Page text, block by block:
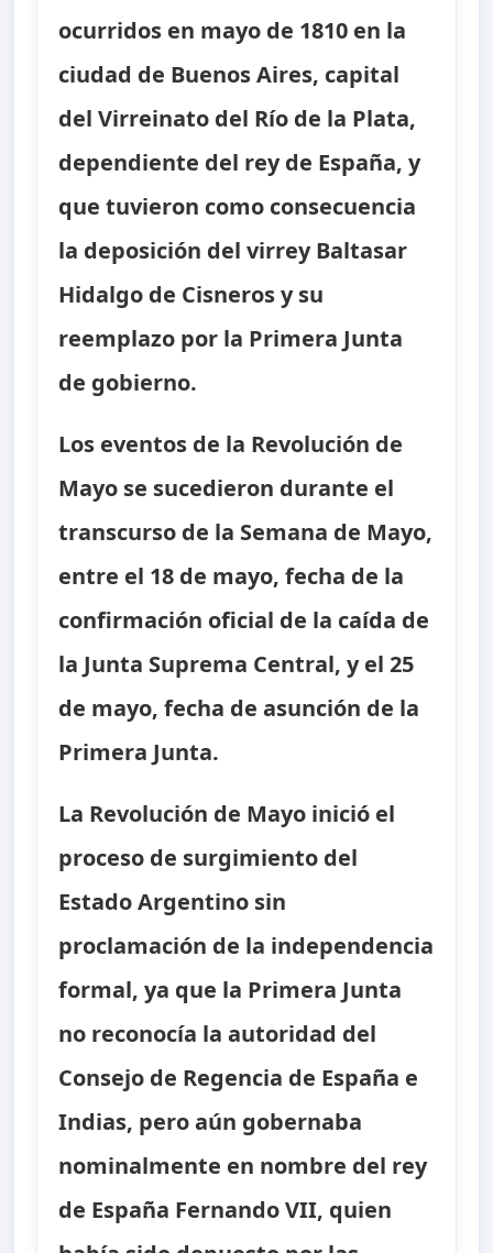
ocurridos en mayo de 1810 en la
ciudad de Buenos Aires, capital
del Virreinato del Río de la Plata,
dependiente del rey de España, y
que tuvieron como consecuencia
la deposición del virrey Baltasar
Hidalgo de Cisneros y su
reemplazo por la Primera Junta
de gobierno.
Los eventos de la Revolución de
Mayo se sucedieron durante el
transcurso de la Semana de Mayo,
entre el 18 de mayo, fecha de la
confirmación oficial de la caída de
la Junta Suprema Central, y el 25
de mayo, fecha de asunción de la
Primera Junta.
La Revolución de Mayo inició el
proceso de surgimiento del
Estado Argentino sin
proclamación de la independencia
formal, ya que la Primera Junta
no reconocía la autoridad del
Consejo de Regencia de España e
Indias, pero aún gobernaba
nominalmente en nombre del rey
de España Fernando VII, quien